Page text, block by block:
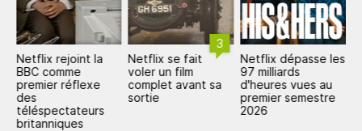
Netflix rejoint la
BBC comme
premier réflexe
des
téléspectateurs
britanniques
3
Netflix se fait
voler un film
complet avant sa
sortie
Netflix dépasse les
97 milliards
d'heures vues au
premier semestre
2026